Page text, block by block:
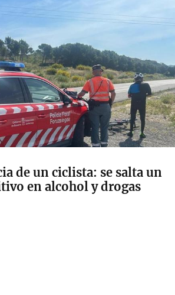
de un ciclista: se salta un
en alcohol y drogas